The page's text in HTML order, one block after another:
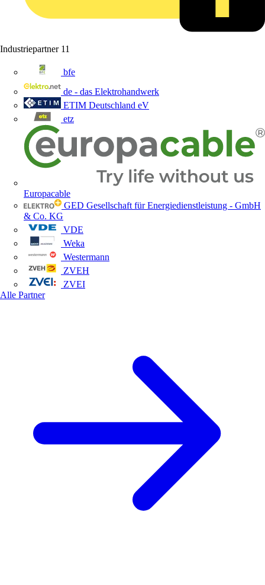
Industriepartner 11
bfe
de - das Elektrohandwerk
ETIM Deutschland eV
etz
Europacable
GED Gesellschaft für Energiedienstleistung - GmbH
& Co. KG
VDE
Weka
Westermann
ZVEH
ZVEI
Alle Partner